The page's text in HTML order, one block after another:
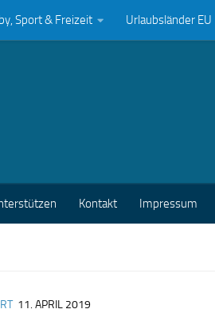
Sport & Freizeit Urlaubsländer EU
Kontakt Impressum
11. APRIL 2019